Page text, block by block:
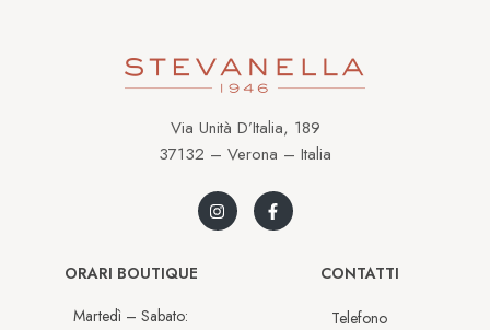
Via Unità D’Italia, 189
37132 – Verona – Italia
ORARI BOUTIQUE
Martedì – Sabato:
CONTATTI
Telefono